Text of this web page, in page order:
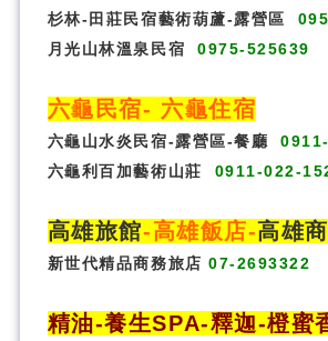
杉林-田莊民宿藝術葫蘆-露營區
月光山林溫泉民宿
0975-525639
六龜民宿- 六龜住宿
六龜山水炎民宿-露營區-餐廳
六龜利百加藝術山莊
0911-022-
高雄旅館-高雄飯店-高雄
新世代精品商務旅店 07-2693322
精油-養生SPA-釋迦-橙蜜